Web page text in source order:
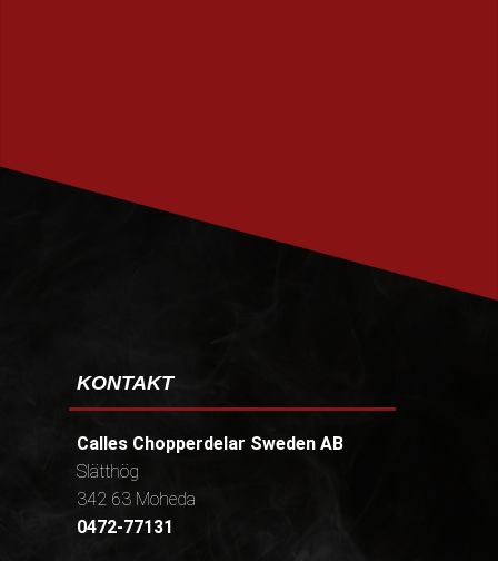
KONTAKT
Calles Chopperdelar Sweden AB
Slätthög
342 63 Moheda
0472-77131